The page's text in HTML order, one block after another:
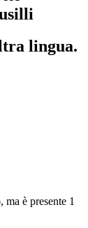
lingua.
è presente 1